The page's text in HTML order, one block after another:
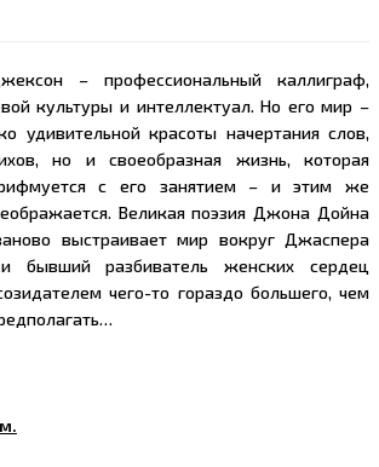
– профессиональный каллиграф,
культуры и интеллектуал. Но его мир –
удивительной красоты начертания слов,
но и своеобразная жизнь, которая
с его занятием – и этим же
Великая поэзия Джона Дойна
выстраивает мир вокруг Джаспера
бывший разбиватель женских сердец
чего-то гораздо большего, чем